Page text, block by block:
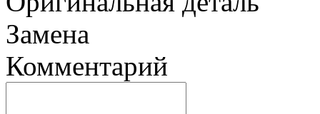
Замена
Комментарий